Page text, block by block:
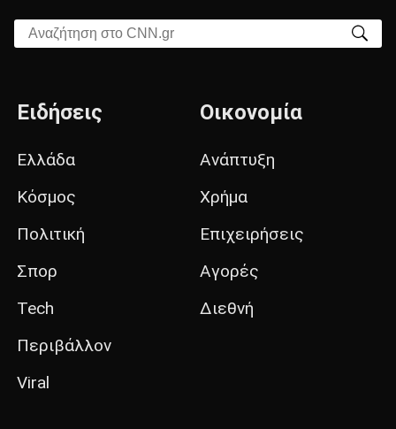
Αναζήτηση στο CNN.gr
Ειδήσεις
Ελλάδα
Κόσμος
Πολιτική
Σπορ
Tech
Περιβάλλον
Viral
Οικονομία
Ανάπτυξη
Χρήμα
Επιχειρήσεις
Αγορές
Διεθνή